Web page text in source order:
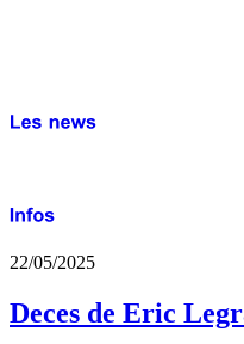
22/05/2025
Deces de Eric